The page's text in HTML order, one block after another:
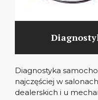
Diagnostyka
najczęściej w
dealerskich i u